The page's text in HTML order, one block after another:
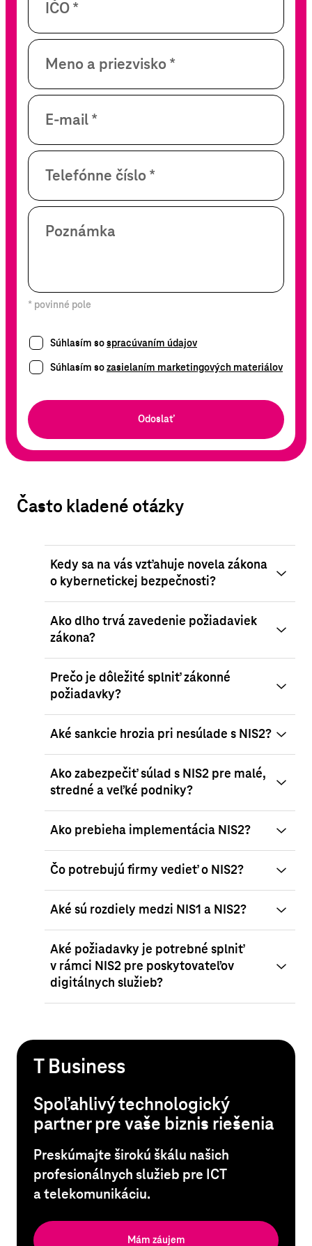
IČO *
Meno a priezvisko *
E-mail *
Telefónne číslo *
Poznámka
* povinné pole
Súhlasím sospracúvaním údajov
Súhlasím sozasielaním marketingových materiálov
Odoslať
Často kladené otázky
Kedy sa na vás vzťahuje novela zákona
o kybernetickej bezpečnosti?
Ako dlho trvá zavedenie požiadaviek
zákona?
Prečo je dôležité splniť zákonné
požiadavky?
Aké sankcie hrozia pri nesúlade s NIS2?
Ako zabezpečiť súlad s NIS2 pre malé,
stredné a veľké podniky?
Ako prebieha implementácia NIS2?
Čo potrebujú firmy vedieť o NIS2?
Aké sú rozdiely medzi NIS1 a NIS2?
Aké požiadavky je potrebné splniť
v rámci NIS2 pre poskytovateľov
digitálnych služieb?
T Business
Spoľahlivý technologický
partner pre vaše biznis riešenia
Preskúmajte širokú škálu našich
profesionálnych služieb pre ICT
a telekomunikáciu.
Mám záujem